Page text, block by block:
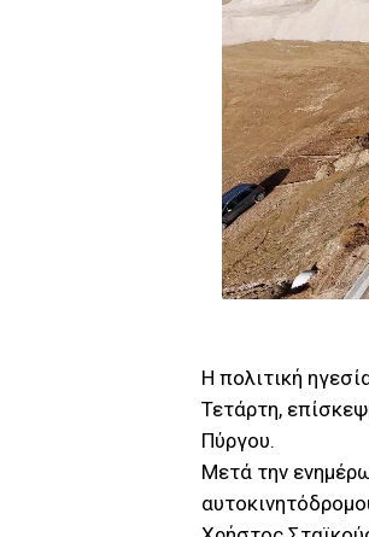
Η πολιτική
Τετάρτη,
Πύργου.
Μετά την